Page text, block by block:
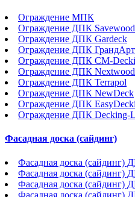
Ограждение МПК
Ограждение ДПК Savewood
Ограждение ДПК Gardeck
Ограждение ДПК ГрандАрт
Ограждение ДПК CM-
Ограждение ДПК Nextwood
Ограждение ДПК Terrapol
Ограждение ДПК NewDeck
Ограждение ДПК
Ограждение ДПК Decking-
Фасадная доска (сайдинг)
Фасадная доска (сайдинг)
Фасадная доска (сайдинг)
Фасадная доска (сайдинг)
Фасадная доска (сайдинг)